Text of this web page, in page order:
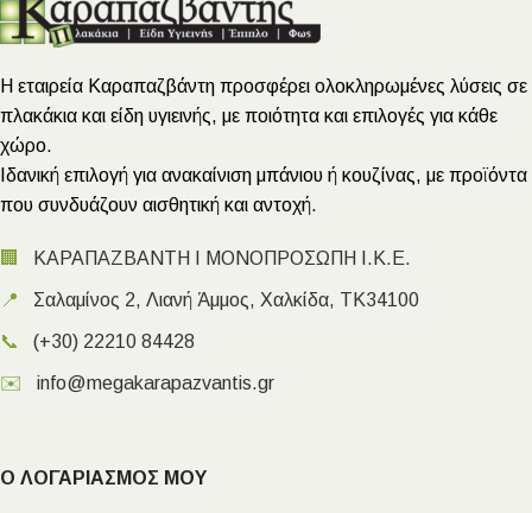
Η εταιρεία Καραπαζβάντη προσφέρει ολοκληρωμένες λύσεις σε
πλακάκια και είδη υγιεινής, με ποιότητα και επιλογές για κάθε
χώρο.
Ιδανική επιλογή για ανακαίνιση μπάνιου ή κουζίνας, με προϊόντα
που συνδυάζουν αισθητική και αντοχή.
🏢 ΚΑΡΑΠΑΖΒΑΝΤΗ Ι ΜΟΝΟΠΡΟΣΩΠΗ Ι.Κ.Ε.
📍 Σαλαμίνος 2, Λιανή Άμμος, Χαλκίδα, ΤΚ34100
📞 (+30) 22210 84428
✉️ info@megakarapazvantis.gr
Ο ΛΟΓΑΡΙΑΣΜΟΣ ΜΟΥ